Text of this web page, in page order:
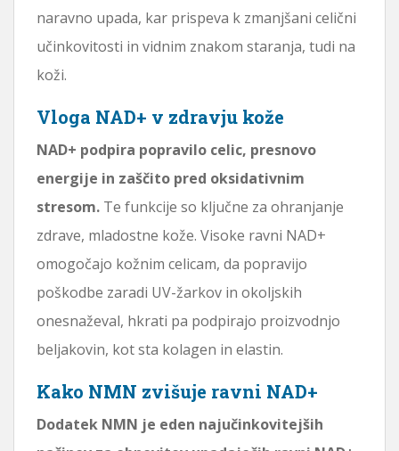
naravno upada, kar prispeva k zmanjšani celični
učinkovitosti in vidnim znakom staranja, tudi na
koži.
Vloga NAD+ v zdravju kože
NAD+ podpira popravilo celic, presnovo
energije in zaščito pred oksidativnim
stresom. Te funkcije so ključne za ohranjanje
zdrave, mladostne kože. Visoke ravni NAD+
omogočajo kožnim celicam, da popravijo
poškodbe zaradi UV-žarkov in okoljskih
onesnaževal, hkrati pa podpirajo proizvodnjo
beljakovin, kot sta kolagen in elastin.
Kako NMN zvišuje ravni NAD+
Dodatek NMN je eden najučinkovitejših